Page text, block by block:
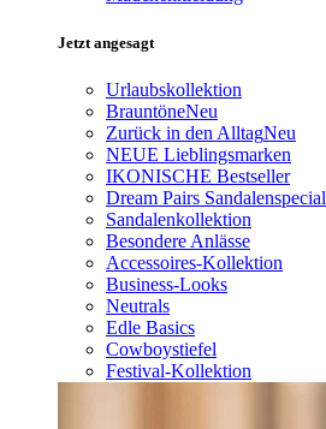
Jetzt angesagt
Urlaubskollektion
BrauntöneNeu
Zurück in den AlltagNeu
NEUE Lieblingsmarken
IKONISCHE Bestseller
Dream Pairs Sandalenspecial
Sandalenkollektion
Besondere Anlässe
Accessoires-Kollektion
Business-Looks
Neutrals
Edle Basics
Cowboystiefel
Festival-Kollektion